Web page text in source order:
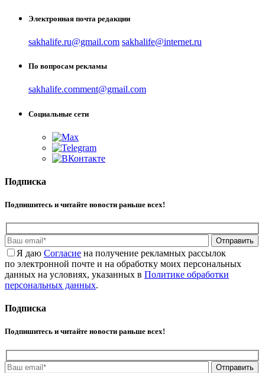
Электронная почта редакции
sakhalife.ru@gmail.com sakhalife@internet.ru
По вопросам рекламы
sakhalife.comment@gmail.com
Социальные сети
Подписка
Подпишитесь и читайте новости раньше всех!
Отправить
Я даю Cогласие на получение рекламных рассылок
по электронной почте и на обработку моих персональных
данных на условиях, указанных в Политике обработки
персональных данных.
Подписка
Подпишитесь и читайте новости раньше всех!
Отправить